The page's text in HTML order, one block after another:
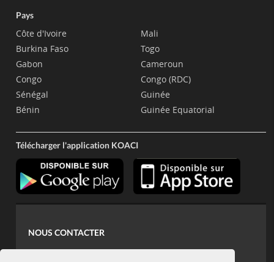
Pays
Côte d'Ivoire
Burkina Faso
Gabon
Congo
Sénégal
Bénin
Mali
Togo
Cameroun
Congo (RDC)
Guinée
Guinée Equatorial
Télécharger l'application KOACI
NOUS CONTACTER